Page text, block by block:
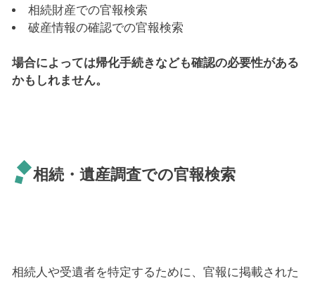
相続財産での官報検索
破産情報の確認での官報検索
場合によっては帰化手続きなども確認の必要性がある
かもしれません。
相続・遺産調査での官報検索
相続人や受遺者を特定するために、官報に掲載された